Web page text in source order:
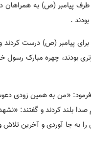
پیامبر (ص) به همراهان
.
پیامبر (ص) درست کردند
بودند، چهره مبارک
«من به همین زودی
بلند کردند و گفتند:
به جا آوردی و آخرین